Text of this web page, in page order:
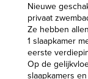
Nieuwe
privaat
Ze hebben
1 slaapkamer
eerste
Op de
slaapkamers